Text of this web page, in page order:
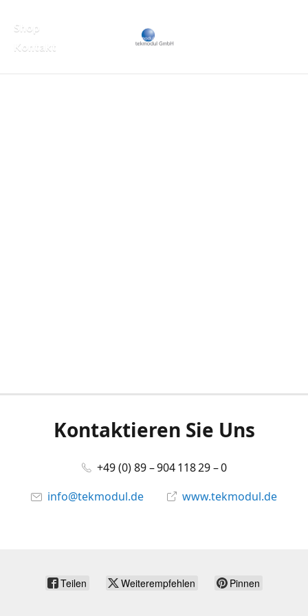
Shop
Kontakt
Kontaktieren Sie Uns
+49 (0) 89 – 904 118 29 – 0
info@tekmodul.de
www.tekmodul.de
Teilen Weiterempfehlen Pinnen